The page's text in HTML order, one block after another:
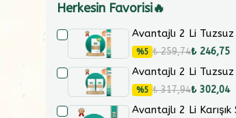
Herkesin Favorisi🔥
Avantajlı 2 Li
%5 ₺ 259,74₺ 246,75
Avantajlı 2 Li Tuzsuz
%5 ₺ 317,94₺ 302,04
Avantajlı 2 Li